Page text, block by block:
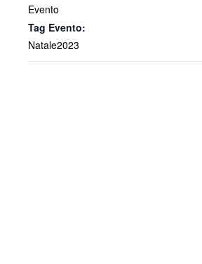
Evento
Tag Evento:
Natale2023